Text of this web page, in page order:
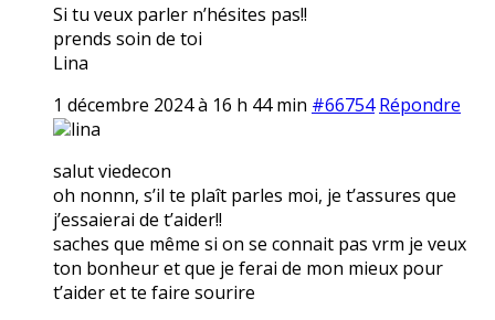
Si tu veux parler n’hésites pas!!
prends soin de toi
Lina
1 décembre 2024 à 16 h 44 min #66754 Répondre
lina
salut viedecon
oh nonnn, s’il te plaît parles moi, je t’assures que
j’essaierai de t’aider!!
saches que même si on se connait pas vrm je veux
ton bonheur et que je ferai de mon mieux pour
t’aider et te faire sourire